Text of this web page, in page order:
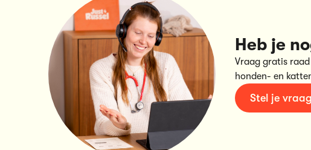
Heb je
Vraag gratis
honden- en
Stel je vraag